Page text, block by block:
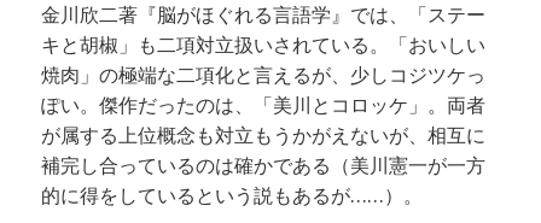
金川欣二著『脳がほぐれる言語学』では、「ステー
キと胡椒」も二項対立扱いされている。「おいしい
焼肉」の極端な二項化と言えるが、少しコジツケっ
ぽい。傑作だったのは、「美川とコロッケ」。両者
が属する上位概念も対立もうかがえないが、相互に
補完し合っているのは確かである（美川憲一が一方
的に得をしているという説もあるが……）。